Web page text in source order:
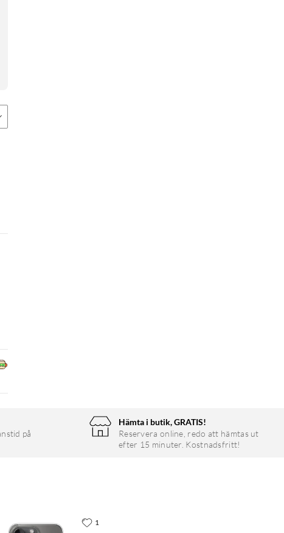
på
Hämta i butik, GRATIS!
Reservera online, redo att hämtas ut
efter 15 minuter. Kostnadsfritt!
1